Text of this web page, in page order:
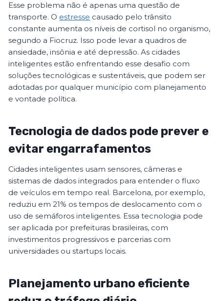
Esse problema não é apenas uma questão de
transporte. O estresse causado pelo trânsito
constante aumenta os níveis de cortisol no organismo,
segundo a Fiocruz. Isso pode levar a quadros de
ansiedade, insônia e até depressão. As cidades
inteligentes estão enfrentando esse desafio com
soluções tecnológicas e sustentáveis, que podem ser
adotadas por qualquer município com planejamento
e vontade política.
Tecnologia de dados pode prever e
evitar engarrafamentos
Cidades inteligentes usam sensores, câmeras e
sistemas de dados integrados para entender o fluxo
de veículos em tempo real. Barcelona, por exemplo,
reduziu em 21% os tempos de deslocamento com o
uso de semáforos inteligentes. Essa tecnologia pode
ser aplicada por prefeituras brasileiras, com
investimentos progressivos e parcerias com
universidades ou startups locais.
Planejamento urbano eficiente